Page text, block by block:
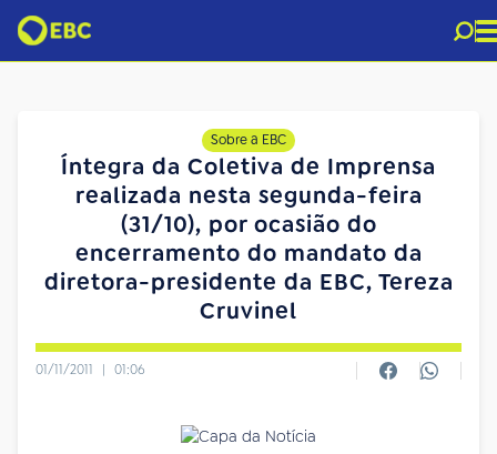
Sobre a EBC
Íntegra da Coletiva de Imprensa
realizada nesta segunda-feira
(31/10), por ocasião do
encerramento do mandato da
diretora-presidente da EBC, Tereza
Cruvinel
01/11/2011 | 01:06